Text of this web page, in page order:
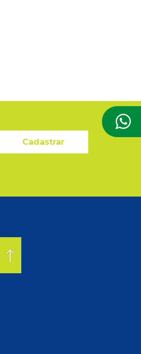
Cadastrar